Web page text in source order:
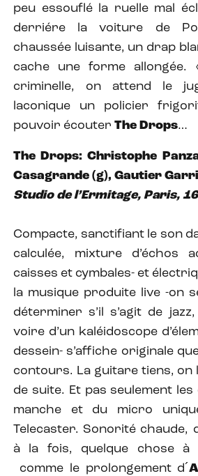
peu essouflé la ruelle mal
derriére la voiture de
chaussée luisante, un drap
cache une forme allongée.
criminelle, on attend le
laconique un policier
pouvoir écouter The Drops…
The Drops: Christophe
Casagrande (g), Gautier
Studio de l’Ermitage, Paris,
Compacte, sanctifiant le son
calculée, mixture d’échos
caisses et cymbales- et
la musique produite live -on
déterminer s’il s’agit de
voire d’un kaléidoscope
dessein- s’affiche originale
contours. La guitare tiens,
de suite. Et pas seulement
manche et du micro
Telecaster. Sonorité chaude,
à la fois, quelque chose à
comme le prolongement d´